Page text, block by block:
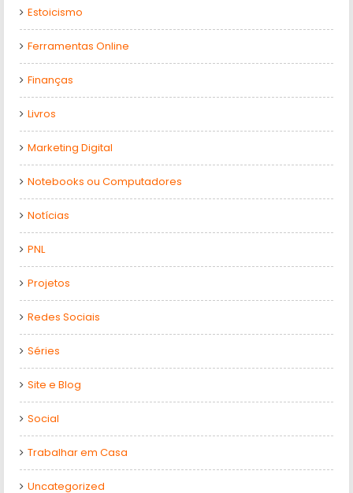
Estoicismo
Ferramentas Online
Finanças
Livros
Marketing Digital
Notebooks ou Computadores
Notícias
PNL
Projetos
Redes Sociais
Séries
Site e Blog
Social
Trabalhar em Casa
Uncategorized